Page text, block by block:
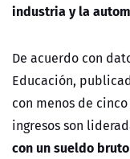
industria y la
De acuerdo con
Educación,
con menos de
ingresos son
con un sueldo